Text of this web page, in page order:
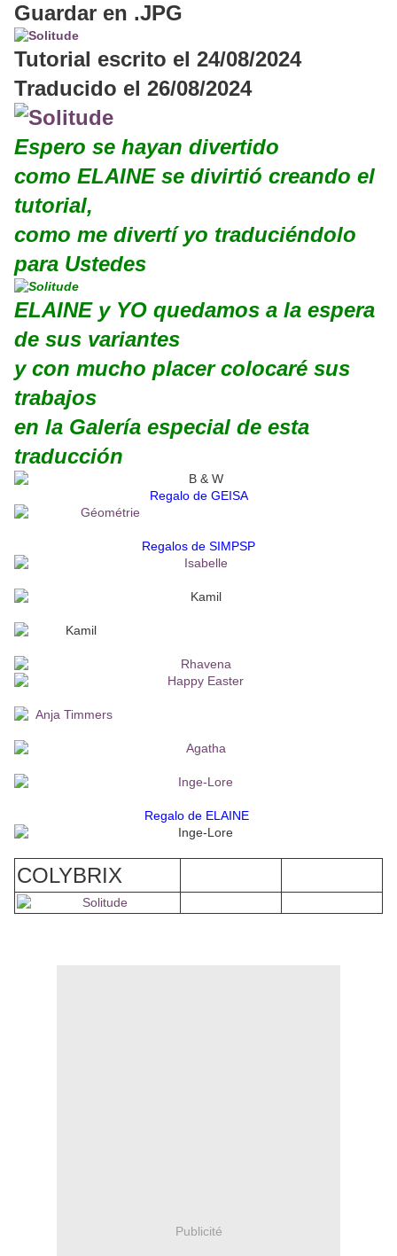
Guardar en .JPG
Tutorial escrito el 24/08/2024
Traducido el 26/08/2024
Espero se hayan divertido
como ELAINE se divirtió creando el
tutorial,
como me divertí yo traduciéndolo
para Ustedes
ELAINE y YO quedamos a la espera
de sus variantes
y con mucho placer colocaré sus
trabajos
en la Galería especial de esta
traducción
Regalo de GEISA
Regalos de SIMPSP
Regalo de ELAINE
COLYBRIX
Publicité